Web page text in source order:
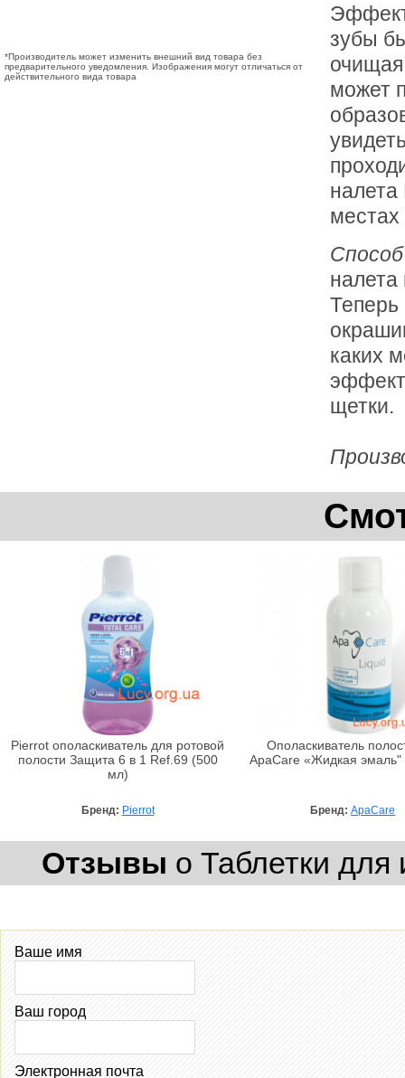
*Производитель может изменить внешний вид товара без
предварительного уведомления. Изображения могут отличаться от
действительного вида товара
зубы
может
налета
местах
налета
Теперь
каких
щетки.
Pierrot ополаскиватель для ротовой
полости Защита 6 в 1 Ref.69 (500
мл)
Бренд: Pierrot
Ополаскиватель
ApaCare «Жидкая
Бренд: ApaCare
Отзывы о Таблетки для
Ваше имя
Ваш город
Электронная почта